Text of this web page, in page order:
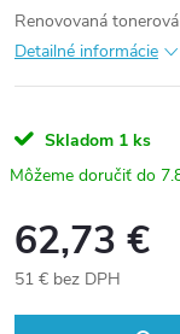
Renovovaná
Detailné informácie
Skladom 1 ks
62,73 €
51 € bez DPH